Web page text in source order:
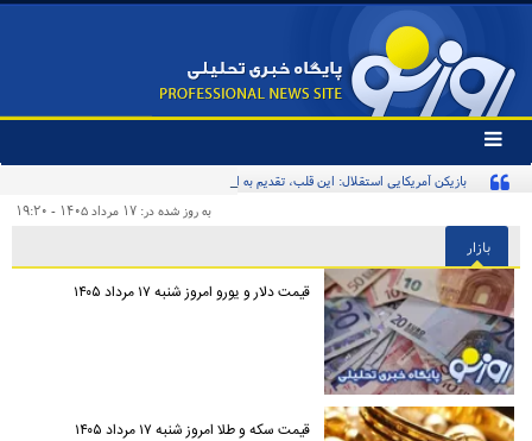
تغییر
وضعیت
منوی
ها
بازیکن آمریکایی استقلال: این قلب، تقدیم به استقلال و استقلالی‌ها/ تیم‌ملی ایران پیشنهاد
به روز شده در: ۱۷ مرداد ۱۴۰۵ - ۱۹:۲۰
بازار
قیمت دلار و یورو امروز شنبه ۱۷ مرداد ۱۴۰۵
قیمت سکه و طلا امروز شنبه ۱۷ مرداد ۱۴۰۵